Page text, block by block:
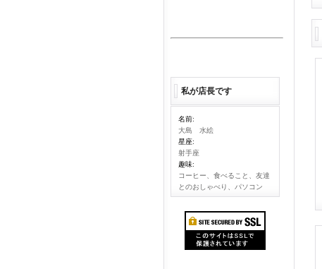
私が店長です
名前:
大島 水絵
星座:
射手座
趣味:
コーヒー、食べること、友達
とのおしゃべり、パソコン